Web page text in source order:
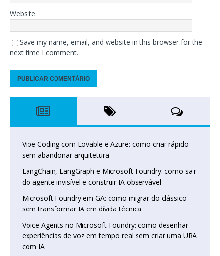
Website
Save my name, email, and website in this browser for the
next time I comment.
Vibe Coding com Lovable e Azure: como criar rápido
sem abandonar arquitetura
LangChain, LangGraph e Microsoft Foundry: como sair
do agente invisível e construir IA observável
Microsoft Foundry em GA: como migrar do clássico
sem transformar IA em dívida técnica
Voice Agents no Microsoft Foundry: como desenhar
experiências de voz em tempo real sem criar uma URA
com IA